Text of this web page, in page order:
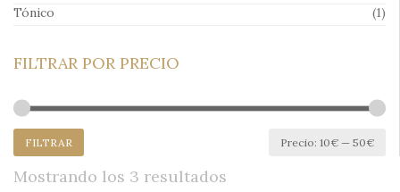
Tónico
(1)
FILTRAR POR PRECIO
FILTRAR Precio: 10€ — 50€
Mostrando los 3 resultados